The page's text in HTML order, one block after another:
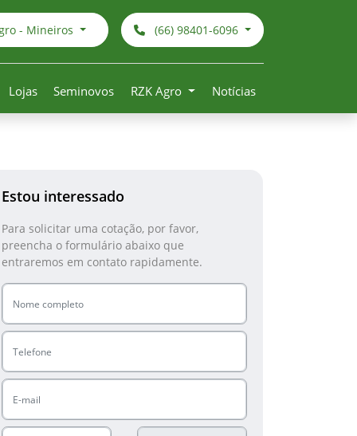
(66) 98401-6096
- Mineiros
Lojas Seminovos RZK Agro Notícias
Estou interessado
Para solicitar uma cotação, por favor,
preencha o formulário abaixo que
entraremos em contato rapidamente.